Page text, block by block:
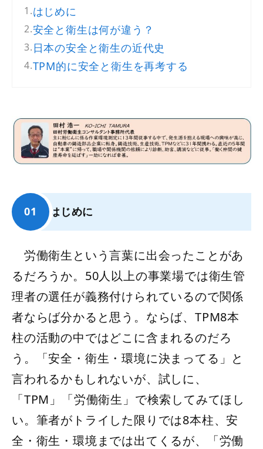
はじめに
安全と衛生は何が違う？
日本の安全と衛生の近代史
TPM的に安全と衛生を再考する
はじめに
労働衛生という言葉に出会ったことがあ
るだろうか。50人以上の事業場では衛生管
理者の選任が義務付けられているので関係
者ならば分かると思う。ならば、TPM8本
柱の活動の中ではどこに含まれるのだろ
う。「安全・衛生・環境に決まってる」と
言われるかもしれないが、試しに、
「TPM」「労働衛生」で検索してみてほし
い。筆者がトライした限りでは8本柱、安
全・衛生・環境までは出てくるが、「労働